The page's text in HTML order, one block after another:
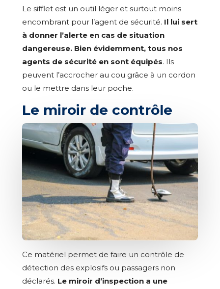
Le sifflet est un outil léger et surtout moins
encombrant pour l’agent de sécurité. Il lui sert
à donner l’alerte en cas de situation
dangereuse. Bien évidemment, tous nos
agents de sécurité en sont équipés. Ils
peuvent l’accrocher au cou grâce à un cordon
ou le mettre dans leur poche.
Le miroir de contrôle
Ce matériel permet de faire un contrôle de
détection des explosifs ou passagers non
déclarés. Le miroir d’inspection a une